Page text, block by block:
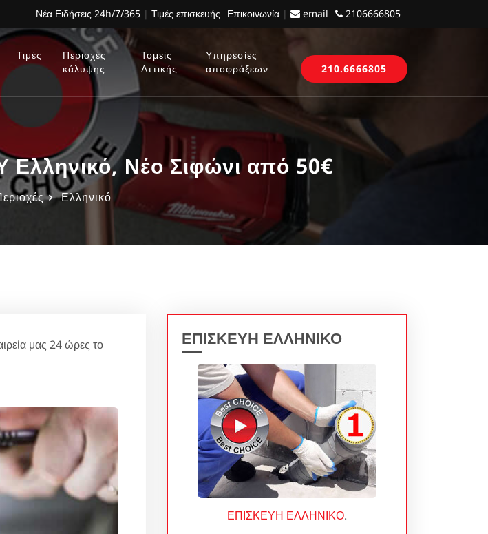
Νέα Ειδήσεις 24h/7/365 | Τιμές επισκευής Επικοινωνία | email 2106666805
Τιμές
Περιοχές
κάλυψης
Τομείς
Αττικής
Υπηρεσίες
αποφράξεων
210.6666805
Νέο Σιφώνι από 50€
Ελληνικό
μας 24 ώρες το
ΕΠΙΣΚΕΥΗ ΕΛΛΗΝΙΚΟ
ΕΠΙΣΚΕΥΗ ΕΛΛΗΝΙΚΟ.